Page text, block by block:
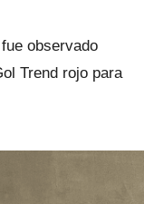
observado
Trend rojo para